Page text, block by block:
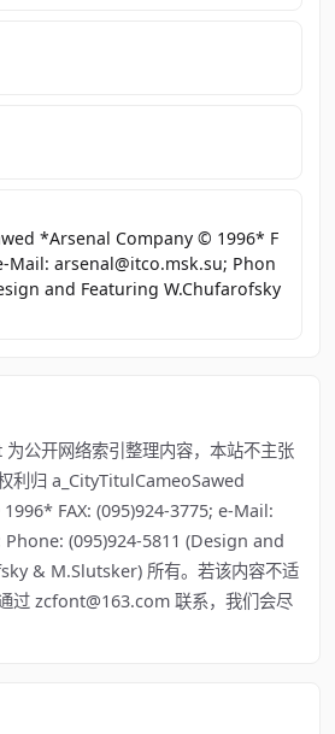
*Arsenal Company © 1996* F
Mail: arsenal@itco.msk.su; Phon
and Featuring W.Chufarofsky
公开网络索引整理内容，本站不主张
利归 a_CityTitulCameoSawed
FAX: (095)924-3775; e-Mail:
(095)924-5811 (Design and
& M.Slutsker) 所有。若该内容不适
过 zcfont@163.com 联系，我们会尽